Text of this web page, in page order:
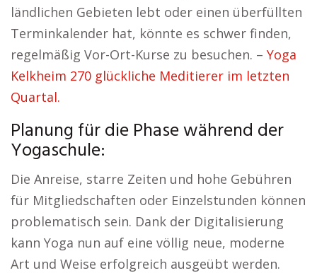
ländlichen Gebieten lebt oder einen überfüllten
Terminkalender hat, könnte es schwer finden,
regelmäßig Vor-Ort-Kurse zu besuchen. – Yoga
Kelkheim 270 glückliche Meditierer im letzten
Quartal.
Planung für die Phase während der
Yogaschule:
Die Anreise, starre Zeiten und hohe Gebühren
für Mitgliedschaften oder Einzelstunden können
problematisch sein. Dank der Digitalisierung
kann Yoga nun auf eine völlig neue, moderne
Art und Weise erfolgreich ausgeübt werden.